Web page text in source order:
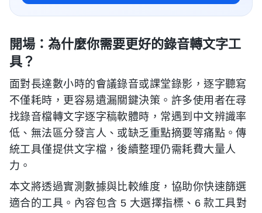
開場：為什麼你需要更好的錄音轉文字工
具？
面對長達數小時的會議錄音或課堂錄影，逐字聽寫
不僅耗時，更容易遺漏關鍵決策。許多使用者在尋
找錄音檔轉文字逐字稿軟體時，常遇到中文辨識率
低、無法區分發言人、或缺乏重點摘要等痛點。傳
統工具僅提供文字檔，後續整理仍需耗費大量人
力。
本文將透過實測數據與比較維度，協助你快速篩選
適合的工具。內容包含 5 大選擇指標、6 款工具對